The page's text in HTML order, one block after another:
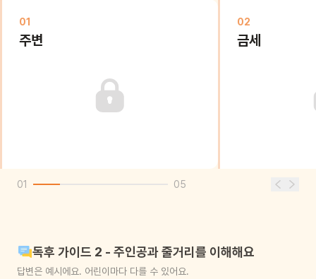
01
주변
02
금세
01 05
독후 가이드 2 - 주인공과 줄거리를 이해해요
답변은 예시에요. 어린이마다 다를 수 있어요.